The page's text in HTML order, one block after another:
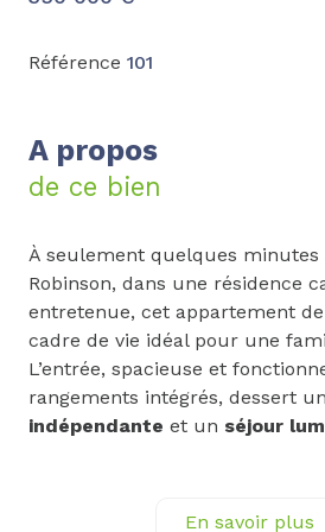
Référence 101
A propos
de ce bien
À seulement quelques minutes
Robinson, dans une résidence
entretenue, cet appartement de
cadre de vie idéal pour une
L’entrée, spacieuse et
rangements intégrés, dessert
indépendante et un séjour
La partie nuit se compose de
En savoir plus